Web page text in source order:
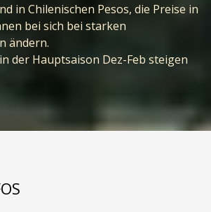
in Chilenischen Pesos, die Preise in
bei sich bei starken
ändern.
der Hauptsaison Dez-Feb steigen